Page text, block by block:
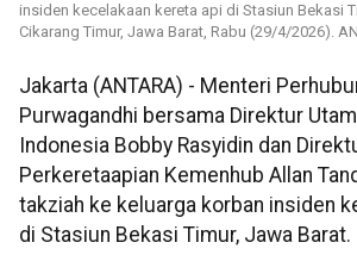
insiden kecelakaan kereta api di Stasiun Bekasi
Cikarang Timur, Jawa Barat, Rabu (29/4/2026).
Jakarta (ANTARA) - Menteri
Purwagandhi bersama Direktur
Indonesia Bobby Rasyidin dan
Perkeretaapian Kemenhub Allan
takziah ke keluarga korban insiden
di Stasiun Bekasi Timur, Jawa Barat.